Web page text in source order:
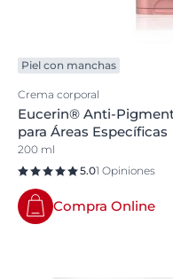
Piel con manchas
Crema corporal
Eucerin® Anti-
para Áreas Específicas
200 ml
5.01 Opiniones
Compra Online